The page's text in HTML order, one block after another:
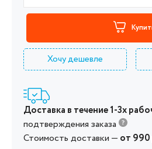
Хочу дешевле
Доставка в течение 1-3х
подтверждения заказа
Стоимость доставки — от 990